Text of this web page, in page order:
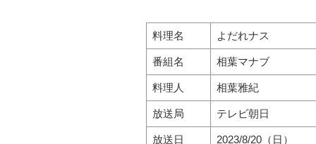
料理名 よだれナス
番組名 相葉マナブ
料理人 相葉雅紀
放送局 テレビ朝日
放送日 2023/8/20（日）